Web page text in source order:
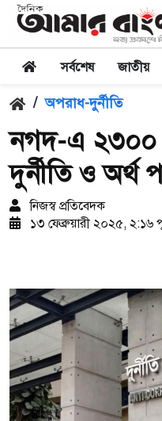
সর্বশেষ জাতীয়
/ অপরাধ-দুর্নীতি
নগদ-এ ২৩০০
দুর্নীতি ও অর্থ
নিজস্ব প্রতিবেদক
১৩ ফেব্রুয়ারী ২০২৫, ২:১৬